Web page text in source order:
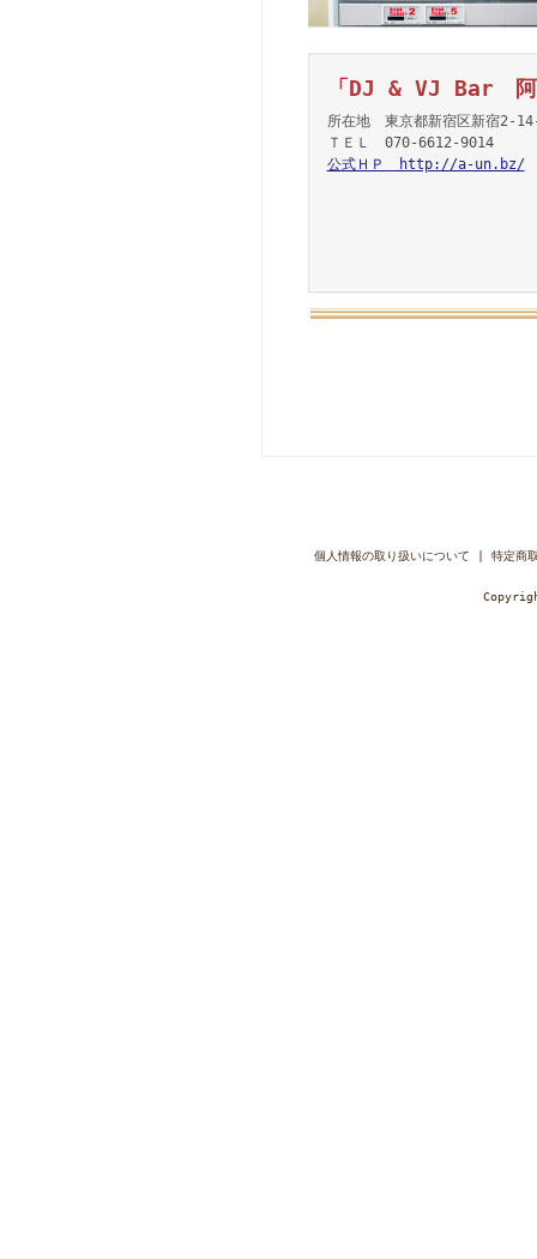
「DJ & VJ Bar 阿
所在地 東京都新宿区新宿2-
ＴＥＬ 070-6612-9014
公式ＨＰ http://a-un.bz/
個人情報の取り扱いについて | 特定商